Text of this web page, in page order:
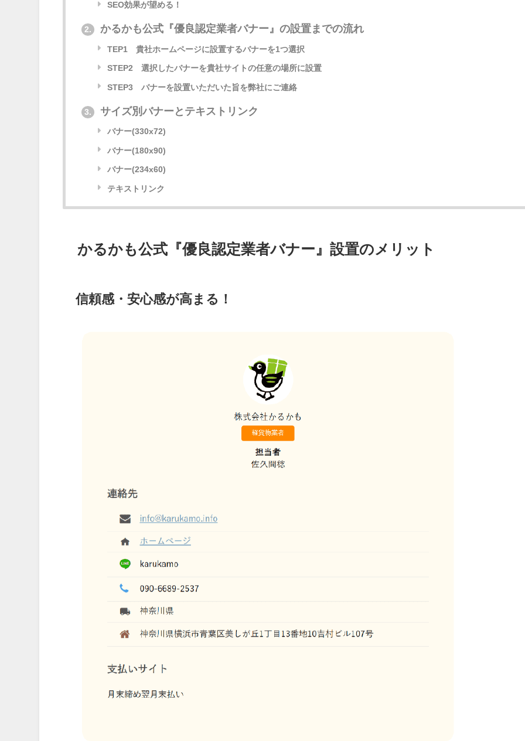
SEO効果が望める！
2. かるかも公式『優良認定業者バナー』の設置までの流れ
TEP1 貴社ホームページに設置するバナーを1つ選択
STEP2 選択したバナーを貴社サイトの任意の場所に設置
STEP3 バナーを設置いただいた旨を弊社にご連絡
3. サイズ別バナーとテキストリンク
バナー(330x72)
バナー(180x90)
バナー(234x60)
テキストリンク
かるかも公式『優良認定業者バナー』設置のメリット
信頼感・安心感が高まる！